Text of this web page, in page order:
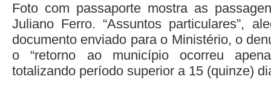
Foto com passaporte mostra as
Juliano Ferro. “Assuntos particulares”,
documento enviado para o Ministério, o
o “retorno ao município ocorreu
totalizando período superior a 15 (quinze)